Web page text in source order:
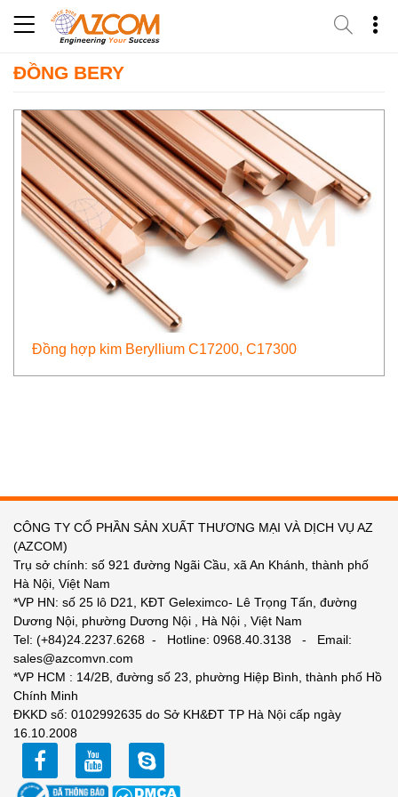
ĐỒNG BERY
Đồng hợp kim Beryllium C17200, C17300
CÔNG TY CỔ PHẦN SẢN XUẤT THƯƠNG MẠI VÀ DỊCH VỤ AZ
(AZCOM)
Trụ sở chính: số 921 đường Ngãi Cầu, xã An Khánh, thành phố
Hà Nội, Việt Nam
*VP HN: số 25 lô D21, KĐT Geleximco- Lê Trọng Tấn, đường
Dương Nội, phường Dương Nội , Hà Nội , Việt Nam
Tel: (+84)24.2237.6268 - Hotline: 0968.40.3138 - Email:
sales@azcomvn.com
*VP HCM : 14/2B, đường số 23, phường Hiệp Bình, thành phố Hồ
Chính Minh
ĐKKD số: 0102992635 do Sở KH&ĐT TP Hà Nội cấp ngày
16.10.2008
facebookyoutube zalo